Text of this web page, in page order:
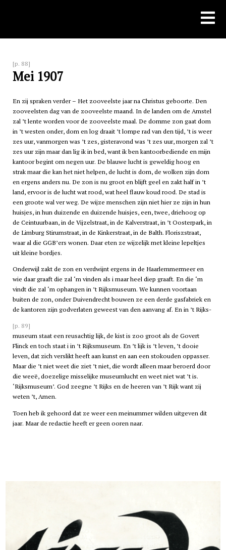
[p. 88]
Mei 1907
En zij spraken verder – Het zooveelste jaar na Christus geboorte. Den
zooveelsten dag van de zooveelste maand. In de landen om de Amstel
zal ’t lente worden voor de zooveelste maal. De domme zon gaat dom
in ’t westen onder, dom en log draait ’t lompe rad van den tijd, ’t is weer
zes uur, vanmorgen was ’t zes, gisteravond was ’t zes uur, morgen zal ’t
zes uur zijn maar dan lig ik in bed, want ik ben kantoorbediende en mijn
kantoor begint om negen uur. De blauwe lucht is geweldig hoog en
strak maar die kan het niet helpen, de lucht is dom, de wolken zijn dom
en ergens anders nu. De zon is nu groot en blijft geel en zakt half in ’t
land, ervoor is de lucht wat rood, wat heel flauw koud rood. De stad is
een groote wal ver weg. De wijze menschen zijn niet hier ze zijn in hun
huisjes, in hun duizende en duizende huisjes, een, twee, driehoog op
de Ceintuurbaan, in de Vijzelstraat, in de Kalverstraat, in ’t Oosterpark, in
de Limburg Stirumstraat, in de Kinkerstraat, in de Balth. Floriszstraat,
waar al die GGB’ers wonen. Daar eten ze wijzelijk met kleine lepeltjes
uit kleine bordjes.
Onderwijl zakt de zon en verdwijnt ergens in de Haarlemmermeer en
wie daar graaft die zal ‘m vinden als i maar heel diep graaft. En die ‘m
vindt die zal ‘m ophangen in ’t Rijksmuseum. We kunnen voortaan
buiten de zon, onder Duivendrecht bouwen ze een derde gasfabriek en
de kantoren zijn godverlaten geweest van den aanvang af. En in ’t Rijks-
[p. 89]
museum staat een reusachtig lijk, de kist is zoo groot als de Govert
Flinck en toch staat i in ’t Rijksmuseum. En ’t lijk is ’t leven, ’t dooie
leven, dat zich verslikt heeft aan kunst en aan een stokouden oppasser.
Maar die ’t niet weet die ziet ’t niet, die wordt alleen maar beroerd door
die weeë, doezelige misselijke museumlucht en weet niet wat ’t is.
‘Rijksmuseum’. God zeegne ’t Rijks en de heeren van ’t Rijk want zij
weten ’t, Amen.
Toen heb ik gehoord dat ze weer een meinummer wilden uitgeven dit
jaar. Maar de redactie heeft er geen ooren naar.